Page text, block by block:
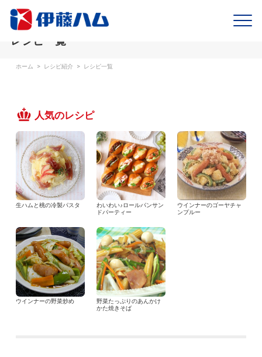
レシピ一覧
ホーム > レシピ紹介 > レシピ一覧
人気のレシピ
生ハムと桃の冷製パスタ
わいわい♪ロールパンサン
ドパーティー
ウインナーのゴーヤチャ
ンプルー
ウインナーの野菜炒め
野菜たっぷりのあんかけ
かた焼きそば